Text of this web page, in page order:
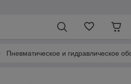
Пневматическое и гидравлическое